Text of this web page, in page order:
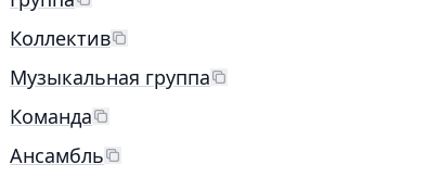
Коллектив
Музыкальная группа
Команда
Ансамбль